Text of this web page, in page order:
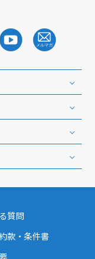
質問
款・条件書